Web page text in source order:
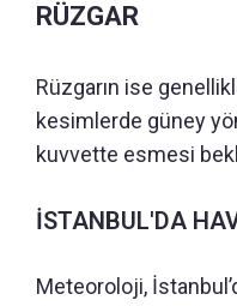
RÜZGAR
Rüzgarın ise
kesimlerde güney
kuvvette esmesi
İSTANBUL'DA
Meteoroloji,